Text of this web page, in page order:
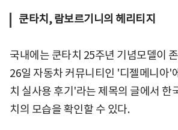
쿤타치, 람보르기니의 헤리티지
국내에는 쿤타치 25주년 기념모델이
26일 자동차 커뮤니티인 '디젤메니아'
치 실사용 후기'라는 제목의 글에서 한
치의 모습을 확인할 수 있다.